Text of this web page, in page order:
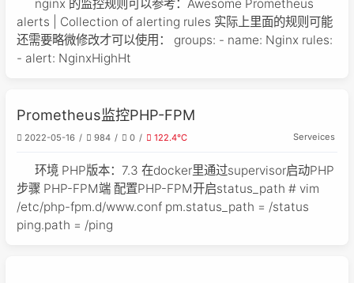
nginx 的监控规则可以参考：Awesome Prometheus
alerts | Collection of alerting rules 实际上里面的规则可能
还需要略微修改才可以使用： groups: - name: Nginx rules:
- alert: NginxHighHt
Prometheus监控PHP-FPM
2022-05-16 984 0 122.4℃ Serveices
环境 PHP版本：7.3 在docker里通过supervisor启动PHP
步骤 PHP-FPM端 配置PHP-FPM开启status_path # vim
/etc/php-fpm.d/www.conf pm.status_path = /status
ping.path = /ping